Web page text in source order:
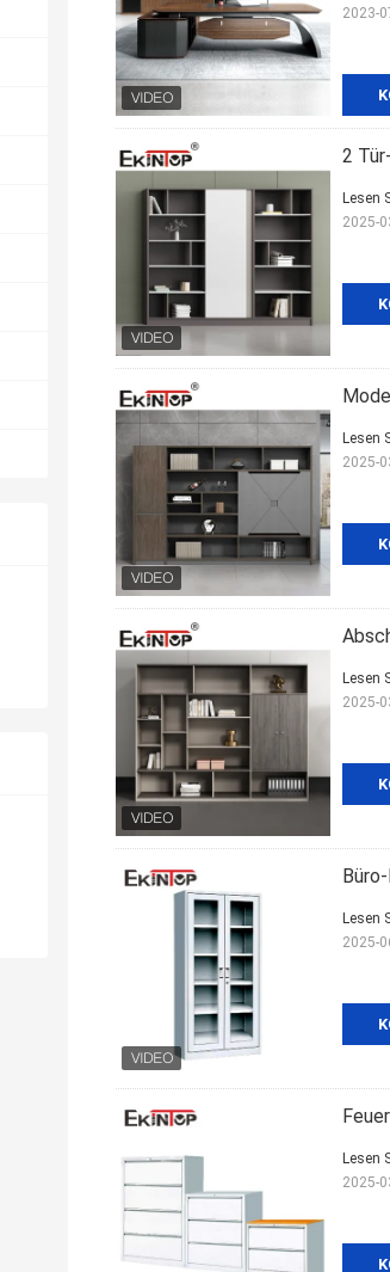
2023-
2
Lesen
2025-
Lesen
2025-
Lesen
2025-
Lesen
2025-
Lesen
2025-